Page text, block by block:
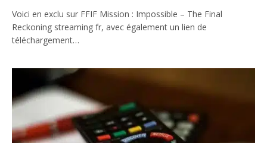
Voici en exclu sur FFIF Mission : Impossible – The Final
Reckoning streaming fr, avec également un lien de
téléchargement…